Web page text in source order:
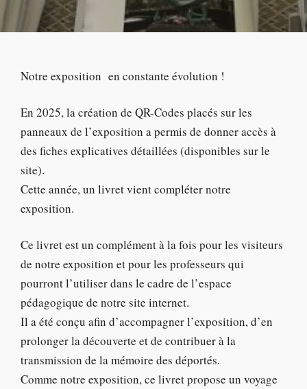
Notre exposition en constante évolution !
En 2025, la création de QR-Codes placés sur les
panneaux de l’exposition a permis de donner accès à
des fiches explicatives détaillées (disponibles sur le
site).
Cette année, un livret vient compléter notre
exposition.
Ce livret est un complément à la fois pour les visiteurs
de notre exposition et pour les professeurs qui
pourront l’utiliser dans le cadre de l’espace
pédagogique de notre site internet.
Il a été conçu afin d’accompagner l’exposition, d’en
prolonger la découverte et de contribuer à la
transmission de la mémoire des déportés.
Comme notre exposition, ce livret propose un voyage